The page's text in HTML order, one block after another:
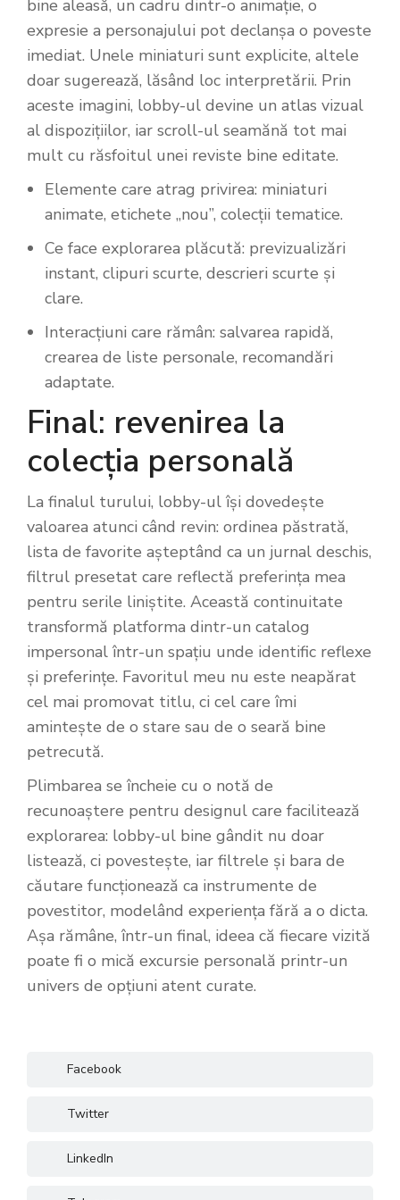
bine aleasă, un cadru dintr-o animație, o
expresie a personajului pot declanșa o poveste
imediat. Unele miniaturi sunt explicite, altele
doar sugerează, lăsând loc interpretării. Prin
aceste imagini, lobby-ul devine un atlas vizual
al dispozițiilor, iar scroll-ul seamănă tot mai
mult cu răsfoitul unei reviste bine editate.
Elemente care atrag privirea: miniaturi
animate, etichete „nou”, colecții tematice.
Ce face explorarea plăcută: previzualizări
instant, clipuri scurte, descrieri scurte și
clare.
Interacțiuni care rămân: salvarea rapidă,
crearea de liste personale, recomandări
adaptate.
Final: revenirea la
colecția personală
La finalul turului, lobby-ul își dovedește
valoarea atunci când revin: ordinea păstrată,
lista de favorite așteptând ca un jurnal deschis,
filtrul presetat care reflectă preferința mea
pentru serile liniștite. Această continuitate
transformă platforma dintr-un catalog
impersonal într-un spațiu unde identific reflexe
și preferințe. Favoritul meu nu este neapărat
cel mai promovat titlu, ci cel care îmi
amintește de o stare sau de o seară bine
petrecută.
Plimbarea se încheie cu o notă de
recunoaștere pentru designul care facilitează
explorarea: lobby-ul bine gândit nu doar
listează, ci povestește, iar filtrele și bara de
căutare funcționează ca instrumente de
povestitor, modelând experiența fără a o dicta.
Așa rămâne, într-un final, ideea că fiecare vizită
poate fi o mică excursie personală printr-un
univers de opțiuni atent curate.
Facebook
Twitter
LinkedIn